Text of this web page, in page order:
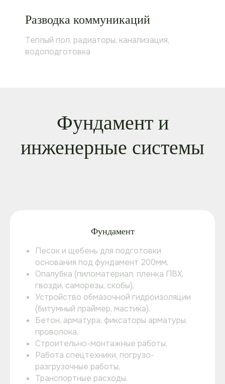
Разводка коммуникаций
Теплый пол, радиаторы, канализация,
водоподготовка
Фундамент и
инженерные системы
Фундамент
Песок и щебень для подготовки
основания под фундамент 200мм,
Опалубка (пиломатериал, пленка ПВХ,
гвозди, саморезы, скобы),
Устройство обмазочной гидроизоляции
(битумный праймер, мастика),
Бетон, арматура, фиксаторы арматуры,
проволока,
Строительно-монтажные работы,
Работа спецтехники, погрузо-
разгрузочные работы,
Транспортные расходы.